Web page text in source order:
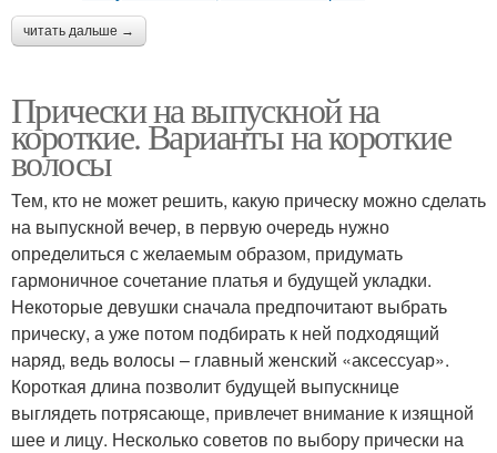
читать дальше →
Прически на выпускной на
короткие. Варианты на короткие
волосы­
Тем, кто не может решить, какую прическу можно сделать
на выпускной вечер, в первую очередь нужно
определиться с желаемым образом, придумать
гармоничное сочетание платья и будущей укладки.
Некоторые девушки сначала предпочитают выбрать
прическу, а уже потом подбирать к ней подходящий
наряд, ведь волосы – главный женский «аксессуар».
Короткая длина позволит будущей выпускнице
выглядеть потрясающе, привлечет внимание к изящной
шее и лицу. Несколько советов по выбору прически на